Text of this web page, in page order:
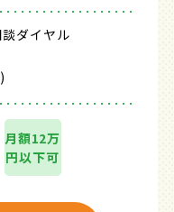
ダイヤル
月額12万
円以下可